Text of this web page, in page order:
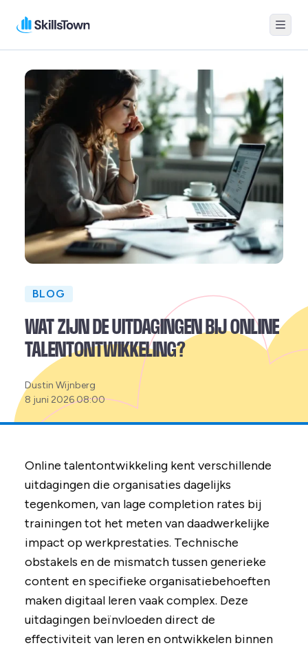
Menu
BLOG
WAT ZIJN DE UITDAGINGEN BIJ ONLINE
TALENTONTWIKKELING?
Posted
by:
Dustin Wijnberg
8 juni 2026 08:00
Online talentontwikkeling kent verschillende
uitdagingen die organisaties dagelijks
tegenkomen, van lage completion rates bij
trainingen tot het meten van daadwerkelijke
impact op werkprestaties. Technische
obstakels en de mismatch tussen generieke
content en specifieke organisatiebehoeften
maken digitaal leren vaak complex. Deze
uitdagingen beïnvloeden direct de
effectiviteit van leren en ontwikkelen binnen